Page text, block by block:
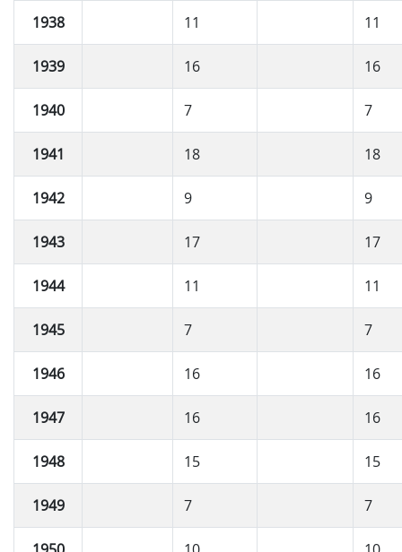
1938 11 11
1939 16 16
1940 7 7
1941 18 18
1942 9 9
1943 17 17
1944 11 11
1945 7 7
1946 16 16
1947 16 16
1948 15 15
1949 7 7